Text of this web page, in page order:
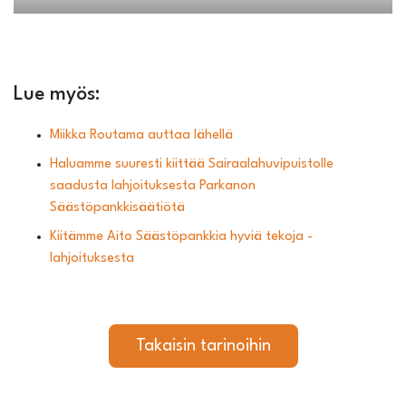
Lue myös:
Miikka Routama auttaa lähellä
Haluamme suuresti kiittää Sairaalahuvipuistolle
saadusta lahjoituksesta Parkanon
Säästöpankkisäätiötä
Kiitämme Aito Säästöpankkia hyviä tekoja -
lahjoituksesta
Takaisin tarinoihin